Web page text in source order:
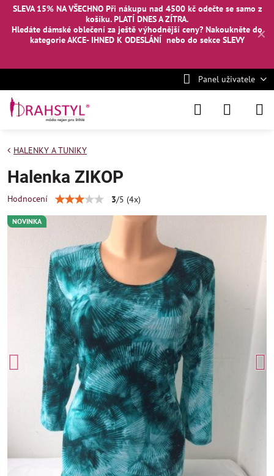
✕
SLEVA 15% NA VŠECHNO Při nákupu nad 4500 kč odečte se samo z
košíku. PLATÍ DNES A ZÍTRA.
Hledáte dámské oblečení za ještě výhodnější ceny? Nakoukněte do
kategorie AKCE- IHNED K ODESLÁNÍ nebo do sekce SLEVY
Panel uživatele
NOVINKA
HALENKY A TUNIKY
Halenka ZIKOP
Hodnocení 3/5 (4x)